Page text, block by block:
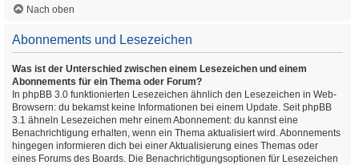
Nach oben
Abonnements und Lesezeichen
Was ist der Unterschied zwischen einem Lesezeichen und einem
Abonnements für ein Thema oder Forum?
In phpBB 3.0 funktionierten Lesezeichen ähnlich den Lesezeichen in Web-
Browsern: du bekamst keine Informationen bei einem Update. Seit phpBB
3.1 ähneln Lesezeichen mehr einem Abonnement: du kannst eine
Benachrichtigung erhalten, wenn ein Thema aktualisiert wird. Abonnements
hingegen informieren dich bei einer Aktualisierung eines Themas oder
eines Forums des Boards. Die Benachrichtigungsoptionen für Lesezeichen